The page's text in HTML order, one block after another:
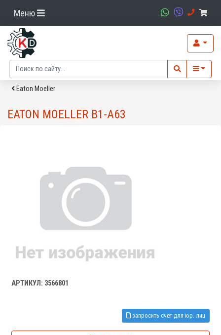
Меню
Eaton Moeller
EATON MOELLER B1-A63
АРТИКУЛ: 3566801
запросить счет для юр. лиц